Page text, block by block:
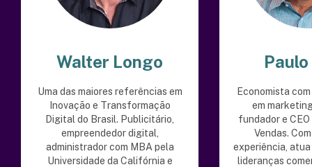
Walter Longo
Uma das maiores referências em
Inovação e Transformação
Digital do Brasil. Publicitário,
empreendedor digital,
administrador com MBA pela
Universidade da Califórnia e
Economista
em
fundador e
Vendas.
experiência,
lideranças